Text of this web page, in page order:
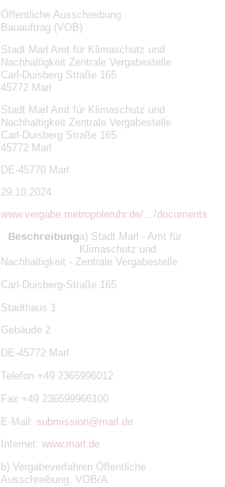
Öffentliche Ausschreibung
Bauauftrag (VOB)
Stadt Marl Amt für Klimaschutz und
Nachhaltigkeit Zentrale Vergabestelle
Carl-Duisberg Straße 165
45772 Marl
Stadt Marl Amt für Klimaschutz und
Nachhaltigkeit Zentrale Vergabestelle
Carl-Duisberg Straße 165
45772 Marl
DE-45770 Marl
29.10.2024
www.vergabe.metropoleruhr.de/…/documents
Beschreibunga) Stadt Marl - Amt für
Klimaschutz und
Nachhaltigkeit - Zentrale Vergabestelle
Carl-Duisberg-Straße 165
Stadthaus 1
Gebäude 2
DE-45772 Marl
Telefon +49 2365996012
Fax +49 236599966100
E-Mail: submission@marl.de
Internet: www.marl.de
b) Vergabeverfahren Öffentliche
Ausschreibung, VOB/A